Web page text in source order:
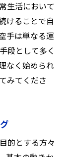
生活において
けることで自
手は単なる運
段として多く
なく始められ
みてくださ
的とする方々